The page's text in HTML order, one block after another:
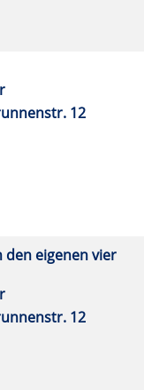
12
den eigenen vier
12